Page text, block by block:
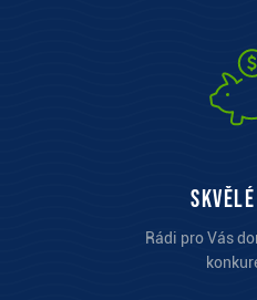
Rádi pro Vás